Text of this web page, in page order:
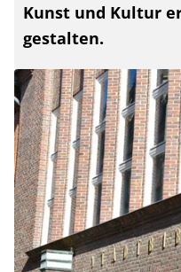
Kunst und Kultur
gestalten.